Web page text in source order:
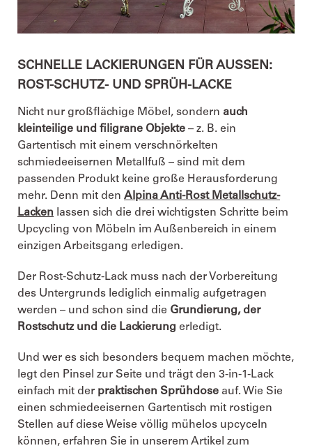
SCHNELLE LACKIERUNGEN FÜR AUSSEN: R
OST-SCHUTZ- UND SPRÜH-LACKE
Nicht nur großflächige Möbel, sondern auch
kleinteilige und filigrane Objekte – z. B. ein
Gartentisch mit einem verschnörkelten
schmiedeeisernen Metallfuß – sind mit dem
passenden Produkt keine große Herausforderung
mehr. Denn mit den Alpina Anti-Rost Metallschutz-
Lacken lassen sich die drei wichtigsten Schritte beim
Upcycling von Möbeln im Außenbereich in einem
einzigen Arbeitsgang erledigen.
Der Rost-Schutz-Lack muss nach der Vorbereitung
des Untergrunds lediglich einmalig aufgetragen
werden – und schon sind die Grundierung, der
Rostschutz und die Lackierung erledigt.
Und wer es sich besonders bequem machen möchte,
legt den Pinsel zur Seite und trägt den 3-in-1-Lack
einfach mit der praktischen Sprühdose auf. Wie Sie
einen schmiedeeisernen Gartentisch mit rostigen
Stellen auf diese Weise völlig mühelos upcyceln
können, erfahren Sie in unserem Artikel zum